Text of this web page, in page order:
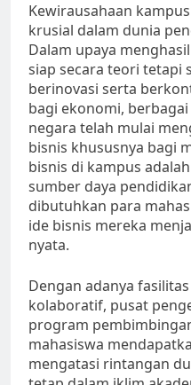
Kewirausahaan
krusial dalam dunia
Dalam upaya
siap secara teori tetapi
berinovasi serta
bagi ekonomi,
negara telah mulai
bisnis khususnya bagi
bisnis di kampus
sumber daya
dibutuhkan para
ide bisnis mereka
nyata.
Dengan adanya
kolaboratif, pusat
program
mahasiswa
mengatasi rintangan